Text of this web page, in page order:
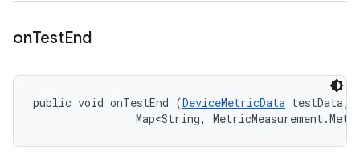
onTestEnd
public void onTestEnd (DeviceMetricData testData,
Map<String,